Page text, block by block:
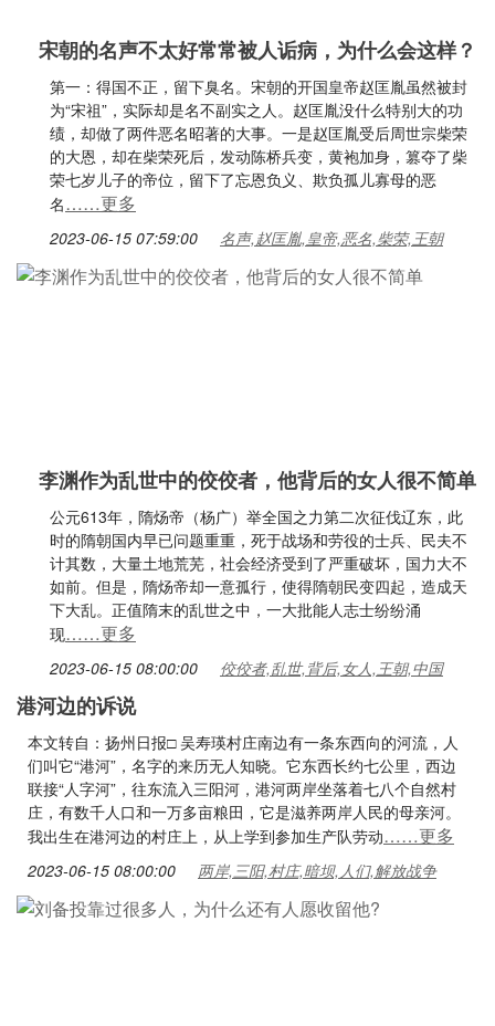
宋朝的名声不太好常常被人诟病，为什么会这样？
第一：得国不正，留下臭名。宋朝的开国皇帝赵匡胤虽然被封
为“宋祖”，实际却是名不副实之人。赵匡胤没什么特别大的功
绩，却做了两件恶名昭著的大事。一是赵匡胤受后周世宗柴荣
的大恩，却在柴荣死后，发动陈桥兵变，黄袍加身，篡夺了柴
荣七岁儿子的帝位，留下了忘恩负义、欺负孤儿寡母的恶
名……更多
2023-06-15 07:59:00 名声,赵匡胤,皇帝,恶名,柴荣,王朝
李渊作为乱世中的佼佼者，他背后的女人很不简单
公元613年，隋炀帝（杨广）举全国之力第二次征伐辽东，此
时的隋朝国内早已问题重重，死于战场和劳役的士兵、民夫不
计其数，大量土地荒芜，社会经济受到了严重破坏，国力大不
如前。但是，隋炀帝却一意孤行，使得隋朝民变四起，造成天
下大乱。正值隋末的乱世之中，一大批能人志士纷纷涌
现……更多
2023-06-15 08:00:00 佼佼者,乱世,背后,女人,王朝,中国
港河边的诉说
本文转自：扬州日报□ 吴寿瑛村庄南边有一条东西向的河流，人
们叫它“港河”，名字的来历无人知晓。它东西长约七公里，西边
联接“人字河”，往东流入三阳河，港河两岸坐落着七八个自然村
庄，有数千人口和一万多亩粮田，它是滋养两岸人民的母亲河。
我出生在港河边的村庄上，从上学到参加生产队劳动……更多
2023-06-15 08:00:00 两岸,三阳,村庄,暗坝,人们,解放战争